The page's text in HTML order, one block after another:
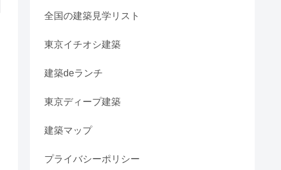
全国の建築見学リスト
東京イチオシ建築
建築deランチ
東京ディープ建築
建築マップ
プライバシーポリシー